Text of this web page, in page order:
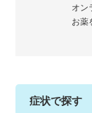
オン
お薬
症状で探す